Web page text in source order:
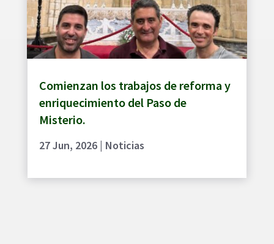
Comienzan los trabajos de reforma y
enriquecimiento del Paso de
Misterio.
27 Jun, 2026| Noticias